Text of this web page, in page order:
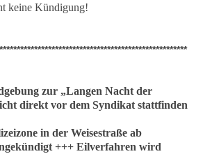
keine Kündigung!
zur „Langen Nacht der
direkt vor dem Syndikat stattfinden
in der Weisestraße ab
+++ Eilverfahren wird